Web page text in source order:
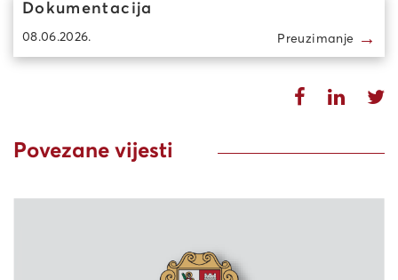
Dokumentacija
08.06.2026. Preuzimanje →
Povezane vijesti